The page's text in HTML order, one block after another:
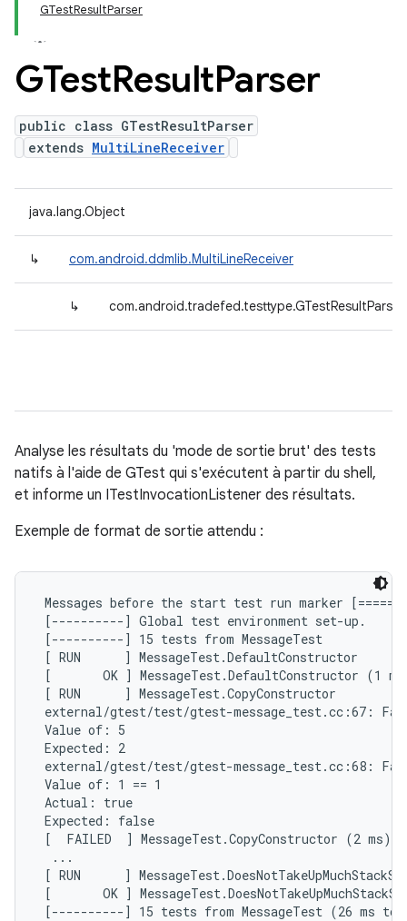
GTestResultParser
GTestResultParser
public class GTestResultParser
extends MultiLineReceiver
java.lang.Object
↳ com.android.ddmlib.MultiLineReceiver
↳ com.android.tradefed.testtype.GTestResultParser
Analyse les résultats du 'mode de sortie brut' des tests
natifs à l'aide de GTest qui s'exécutent à partir du shell,
et informe un ITestInvocationListener des résultats.
Exemple de format de sortie attendu :
Messages before the start test run marker
[----------] Global test environment set-up.
[----------] 15 tests from MessageTest
[ RUN      ] MessageTest.DefaultConstructor
[       OK ] MessageTest.DefaultConstructor (1
[ RUN      ] MessageTest.CopyConstructor
external/gtest/test/gtest-message_test.cc:67:
Value of: 5
Expected: 2
external/gtest/test/gtest-message_test.cc:68:
Value of: 1 == 1
Actual: true
Expected: false
[  FAILED  ] MessageTest.CopyConstructor (2 ms)
  ...
[ RUN      ]
[       OK ]
[----------] 15 tests from MessageTest (26 ms